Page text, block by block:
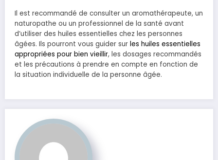
Il est recommandé de consulter un aromathérapeute, un
naturopathe ou un professionnel de la santé avant
d’utiliser des huiles essentielles chez les personnes
âgées. Ils pourront vous guider sur les huiles essentielles
appropriées pour bien vieillir, les dosages recommandés
et les précautions à prendre en compte en fonction de
la situation individuelle de la personne âgée.